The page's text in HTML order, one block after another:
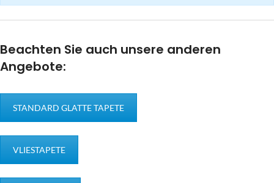
Beachten Sie auch unsere anderen
Angebote:
STANDARD GLATTE TAPETE
VLIESTAPETE